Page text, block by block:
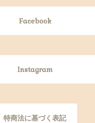
Facebook
Instagram
特商法に基づく表記